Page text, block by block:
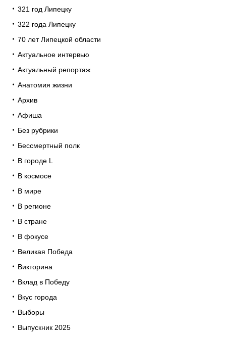
321 год Липецку
322 года Липецку
70 лет Липецкой области
Актуальное интервью
Актуальный репортаж
Анатомия жизни
Архив
Афиша
Без рубрики
Бессмертный полк
В городе L
В космосе
В мире
В регионе
В стране
В фокусе
Великая Победа
Викторина
Вклад в Победу
Вкус города
Выборы
Выпускник 2025